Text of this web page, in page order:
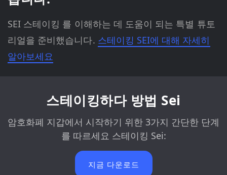
SEI 스테이킹 를 이해하는 데 도움이 되는 특별 튜토
리얼을 준비했습니다. 스테이킹 SEI에 대해 자세히
알아보세요
스테이킹하다 방법 Sei
암호화폐 지갑에서 시작하기 위한 3가지 간단한 단계
를 따르세요 스테이킹 Sei:
지금 다운로드